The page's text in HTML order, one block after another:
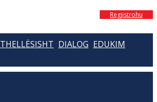
Regjistrohu
THELLËSISHT DIALOG EDUKIM